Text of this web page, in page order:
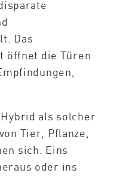
Das
öffnet die Türen
als solcher
Tier, Pflanze,
sich. Eins
oder ins